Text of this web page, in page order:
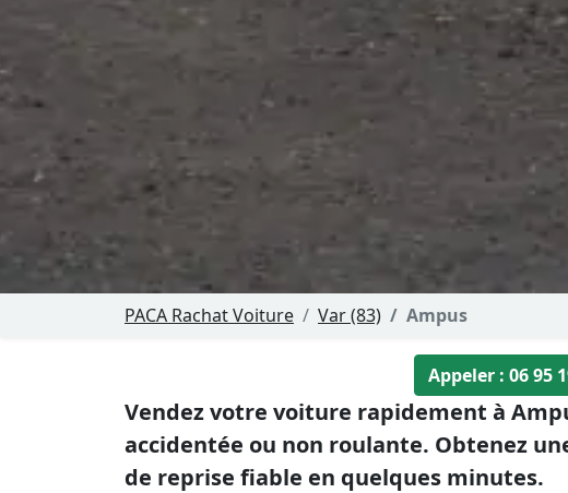
PACA Rachat Voiture Var (83) Ampus
Appeler : 06 95
Vendez votre voiture rapidement à
accidentée ou non roulante. Obtenez
de reprise fiable en quelques minutes.